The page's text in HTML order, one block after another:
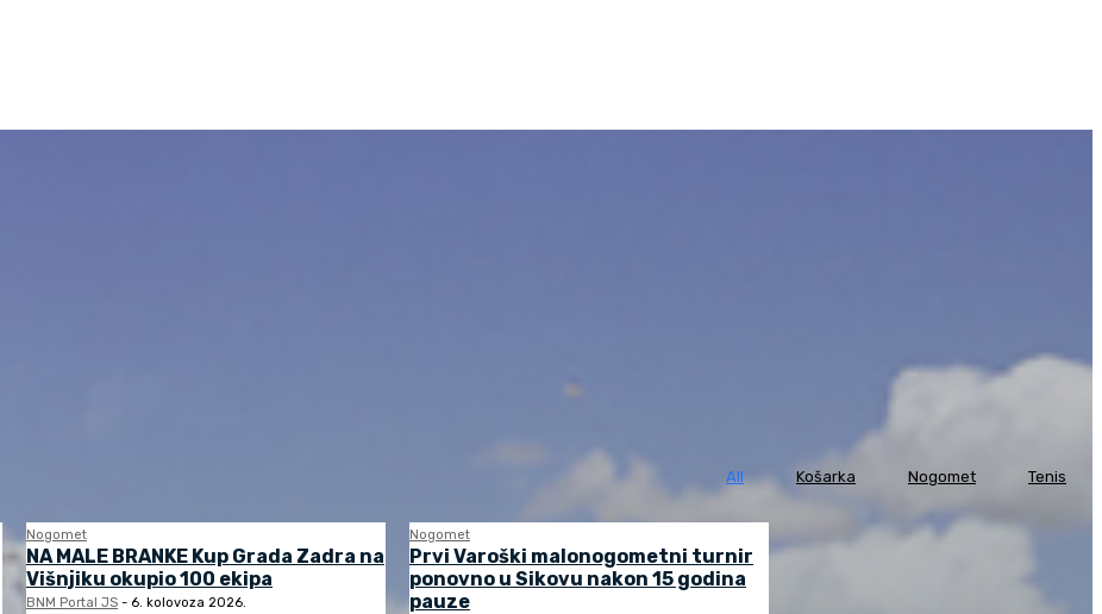
All Košarka Nogomet Tenis
Nogomet
NA MALE BRANKE Kup Grada Zadra na
Višnjiku okupio 100 ekipa
BNM Portal JS - 6. kolovoza 2026.
Nogomet
Prvi Varoški malonogometni turnir
ponovno u Sikovu nakon 15 godina
pauze